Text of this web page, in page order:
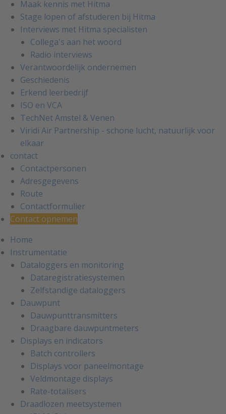
Maak kennis met Hitma
Stage lopen of afstuderen bij Hitma
Interviews met Hitma specialisten
Collega's aan het woord
Radio interviews
Verantwoordelijk ondernemen
Geschiedenis
Erkend leerbedrijf
ISO en VCA
TechNet Amstel & Venen
Viridi Air Partnership - schone lucht, natuurlijk voor
elkaar
contact
Contactpersonen
Adresgegevens
Route
Contactformulier
Contact opnemen
Home
Instrumentatie
Dataloggers en monitoring
Dataregistratiesystemen
Zelfstandige dataloggers
Dauwpunt
Dauwpunttransmitters
Draagbare dauwpuntmeters
Displays en indicators
Batch controllers
Displays voor paneelmontage
Veldmontage displays
Rate-totalisers
Draadlozen meetsystemen